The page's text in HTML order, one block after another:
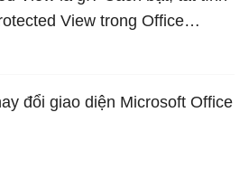
View trong Office
2021
đổi giao diện Microsoft Office